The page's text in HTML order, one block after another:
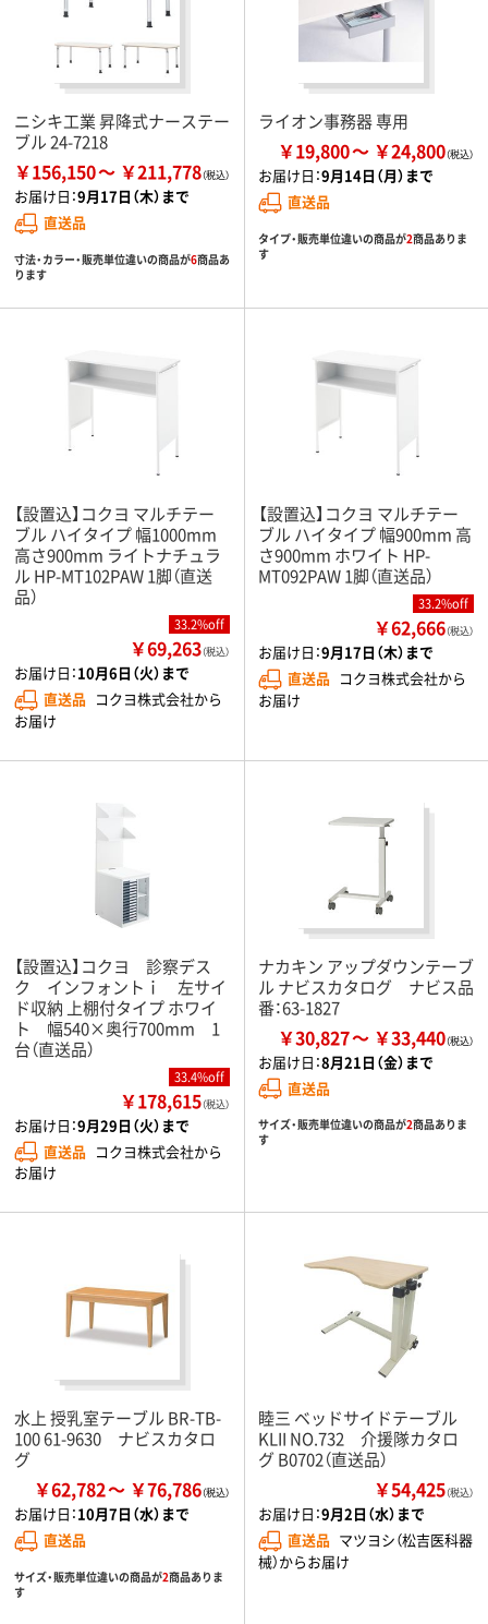
ニシキ工業 昇降式ナーステー
ブル 24-7218
￥156,150 ￥211,778
お届け日：9月17日（木）まで
直送品
寸法・カラー・販売単位違いの商品が6商品あ
ります
ライオン事務器 専用
￥19,800 ￥24,800
お届け日：9月14日（月）まで
直送品
タイプ・販売単位違いの商品が2商品ありま
す
【設置込】コクヨ マルチテー
ブル ハイタイプ 幅1000mm
高さ900mm ライトナチュラ
ル HP-MT102PAW 1脚（直送
品）
33.2%off
￥69,263（税込）
お届け日：10月6日（火）まで
直送品 コクヨ株式会社から
お届け
【設置込】コクヨ マルチテー
ブル ハイタイプ 幅900mm 高
さ900mm ホワイト HP-
MT092PAW 1脚（直送品）
33.2%off
￥62,666（税込）
お届け日：9月17日（木）まで
直送品 コクヨ株式会社から
お届け
【設置込】コクヨ 診察デス
ク インフォントｉ 左サイ
ド収納 上棚付タイプ ホワイ
ト 幅540×奥行700mm 1
台（直送品）
33.4%off
￥178,615（税込）
お届け日：9月29日（火）まで
直送品 コクヨ株式会社から
お届け
ナカキン アップダウンテーブ
ル ナビスカタログ ナビス品
番：63-1827
￥30,827 ￥33,440
お届け日：8月21日（金）まで
直送品
サイズ・販売単位違いの商品が2商品ありま
す
水上 授乳室テーブル BR-TB-
100 61-9630 ナビスカタロ
グ
￥62,782 ￥76,786
お届け日：10月7日（水）まで
直送品
サイズ・販売単位違いの商品が2商品ありま
す
睦三 ベッドサイドテーブル
KLII NO.732 介援隊カタロ
グ B0702（直送品）
￥54,425（税込）
お届け日：9月2日（水）まで
直送品 マツヨシ（松吉医科器
械）からお届け